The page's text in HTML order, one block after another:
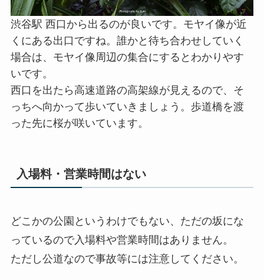
渋谷駅 西口から出るのが良いです。モヤイ像が近
くにある出口ですね。誰かと待ち合わせしていく
場合は、モヤイ像周辺の集合にするとわかりやす
いです。
西口を出たら高速道路の高架線が見えるので、そ
っちへ向かって歩いていきましょう。歩道橋を渡
った先に桜が咲いています。
入場料・営業時間はない
どこかの公園というわけでもない、ただの坂にな
っているので入場料や営業時間はありません。
ただし公道なので事故等には注意してください。